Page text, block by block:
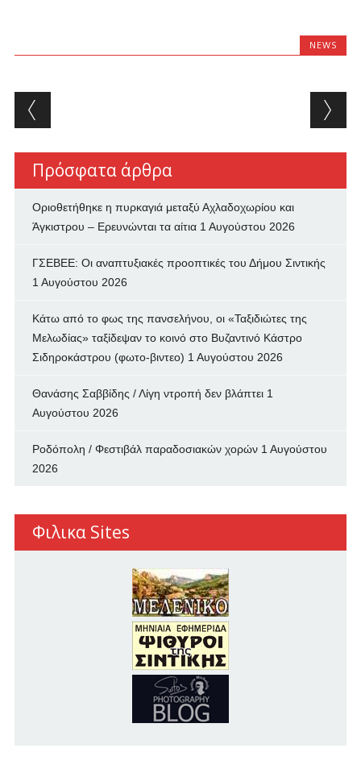
NEWS
Post navigation
Πρόσφατα άρθρα
Οριοθετήθηκε η πυρκαγιά μεταξύ Αχλαδοχωρίου και
Άγκιστρου – Ερευνώνται τα αίτια 1 Αυγούστου 2026
ΓΣΕΒΕΕ: Οι αναπτυξιακές προοπτικές του Δήμου Σιντικής
1 Αυγούστου 2026
Κάτω από το φως της πανσελήνου, οι «Ταξιδιώτες της
Μελωδίας» ταξίδεψαν το κοινό στο Βυζαντινό Κάστρο
Σιδηροκάστρου (φωτο-βιντεο) 1 Αυγούστου 2026
Θανάσης Σαββίδης / Λίγη ντροπή δεν βλάπτει 1
Αυγούστου 2026
Ροδόπολη / Φεστιβάλ παραδοσιακών χορών 1 Αυγούστου
2026
Φιλικα Sites